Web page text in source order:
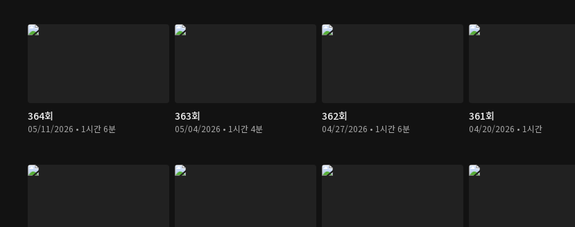
364회
05/11/2026 • 1시간 6분
363회
05/04/2026 • 1시간 4분
362회
04/27/2026 • 1시간 6분
361회
04/20/2026 • 1시간